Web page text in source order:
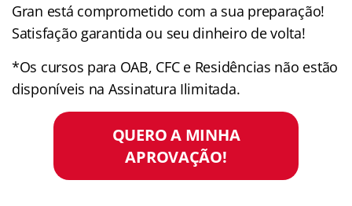
Gran está comprometido com a sua preparação!
Satisfação garantida ou seu dinheiro de volta!
*Os cursos para OAB, CFC e Residências não estão
disponíveis na Assinatura Ilimitada.
QUERO A MINHA
APROVAÇÃO!